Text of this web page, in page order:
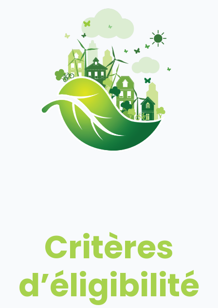
Critères
d’éligibilité